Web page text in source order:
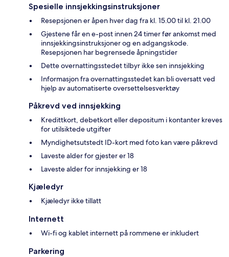
Spesielle innsjekkingsinstruksjoner
Resepsjonen er åpen hver dag fra kl. 15.00 til kl. 21.00
Gjestene får en e-post innen 24 timer før ankomst med
innsjekkingsinstruksjoner og en adgangskode.
Resepsjonen har begrensede åpningstider
Dette overnattingsstedet tilbyr ikke sen innsjekking
Informasjon fra overnattingsstedet kan bli oversatt ved
hjelp av automatiserte oversettelsesverktøy
Påkrevd ved innsjekking
Kredittkort, debetkort eller depositum i kontanter kreves
for utilsiktede utgifter
Myndighetsutstedt ID-kort med foto kan være påkrevd
Laveste alder for gjester er 18
Laveste alder for innsjekking er 18
Kjæledyr
Kjæledyr ikke tillatt
Internett
Wi-fi og kablet internett på rommene er inkludert
Parkering